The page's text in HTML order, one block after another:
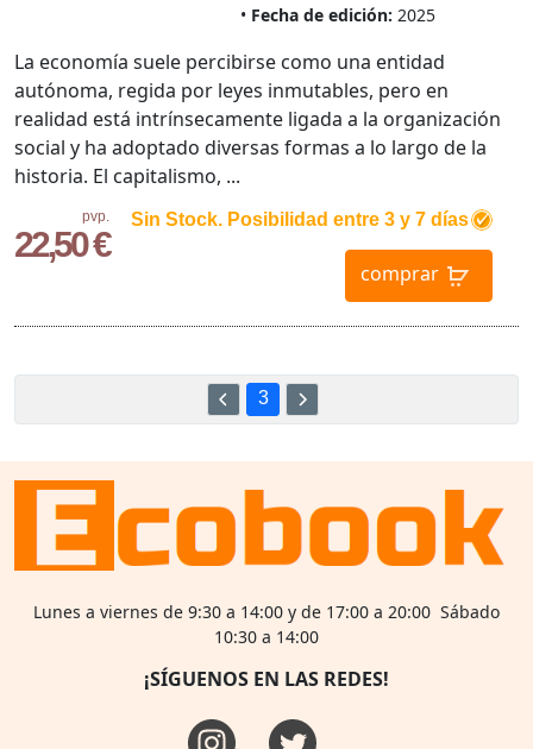
Fecha de edición: 2025
pvp.
22,50 €
Sin Stock. Posibilidad entre 3 y 7 días
comprar
La economía suele percibirse como una entidad
autónoma, regida por leyes inmutables, pero en
realidad está intrínsecamente ligada a la organización
social y ha adoptado diversas formas a lo largo de la
historia. El capitalismo, ...
3
Lunes a viernes de 9:30 a 14:00 y de 17:00 a 20:00 Sábado
10:30 a 14:00
¡SÍGUENOS EN LAS REDES!